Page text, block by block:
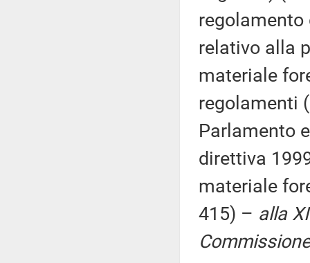
regolamento
relativo alla
materiale
regolamenti
Parlamento
direttiva
materiale
415) – alla